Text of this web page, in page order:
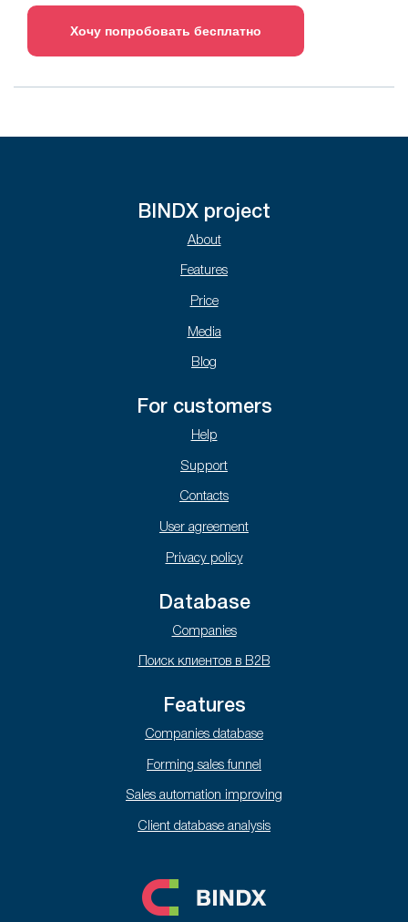
Хочу попробовать бесплатно
BINDX project
About
Features
Price
Media
Blog
For customers
Help
Support
Contacts
User agreement
Privacy policy
Database
Companies
Поиск клиентов в B2B
Features
Companies database
Forming sales funnel
Sales automation improving
Client database analysis